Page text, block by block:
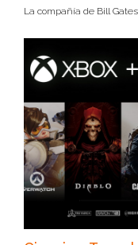
La compañía de Bill